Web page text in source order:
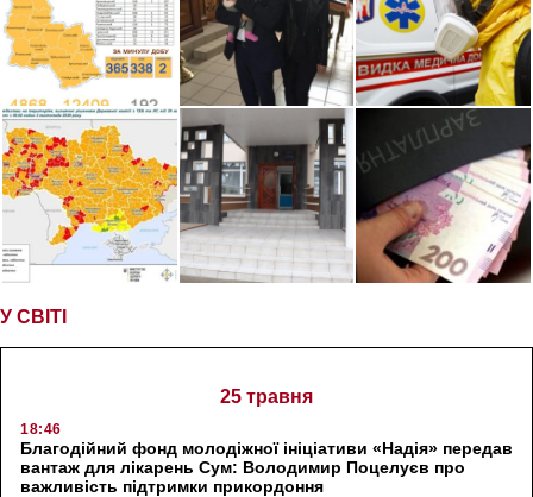
У СВІТІ
25 травня
18:46
Благодійний фонд молодіжної ініціативи «Надія» передав
вантаж для лікарень Сум: Володимир Поцелуєв про
важливість підтримки прикордоння